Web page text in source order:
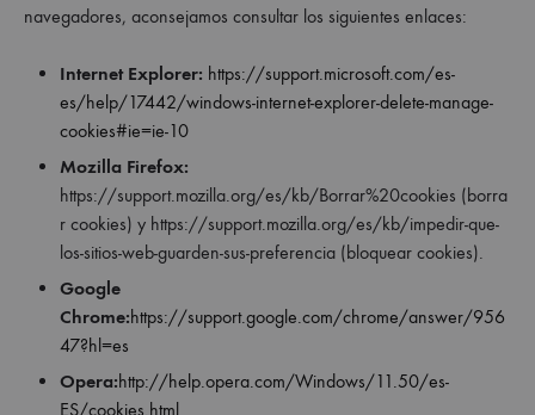
navegadores, aconsejamos consultar los siguientes enlaces:
Internet Explorer: https://support.microsoft.com/es-
es/help/17442/windows-internet-explorer-delete-manage-
cookies#ie=ie-10
Mozilla Firefox:
https://support.mozilla.org/es/kb/Borrar%20cookies (borra
r cookies) y https://support.mozilla.org/es/kb/impedir-que-
los-sitios-web-guarden-sus-preferencia (bloquear cookies).
Google
Chrome:https://support.google.com/chrome/answer/956
47?hl=es
Opera:http://help.opera.com/Windows/11.50/es-
ES/cookies.html